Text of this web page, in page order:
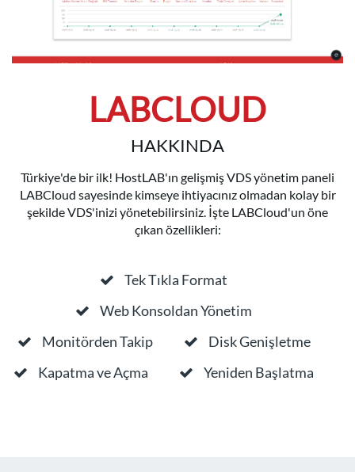
LABCLOUD
HAKKINDA
Türkiye'de bir ilk! HostLAB'ın gelişmiş VDS yönetim paneli
LABCloud sayesinde kimseye ihtiyacınız olmadan kolay bir
şekilde VDS'inizi yönetebilirsiniz. İşte LABCloud'un öne
çıkan özellikleri:
Tek Tıkla Format
Web Konsoldan Yönetim
Monitörden Takip
Disk Genişletme
Kapatma ve Açma
Yeniden Başlatma